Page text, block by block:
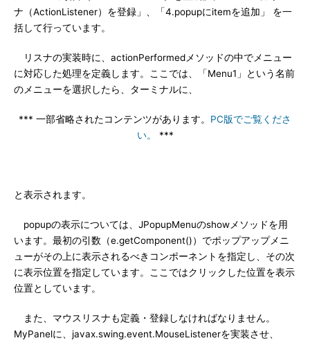
ナ（ActionListener）を登録」、「4.popupにitemを追加」 を一
括して行っています。
リスナの実装時に、actionPerformedメソッドの中でメニュー
に対応した処理を定義します。ここでは、「Menu1」という名前
のメニューを選択したら、ターミナルに、
*** 一部省略されたコンテンツがあります。 PC版でご覧くださ
い。
***
と表示されます。
popupの表示については、JPopupMenuのshowメソッドを用
います。最初の引数（e.getComponent()）でポップアップメニ
ューがその上に表示されるべきコンポーネントを指定し、その次
に表示位置を指定しています。ここではクリックした位置を表示
位置としています。
また、マウスリスナも定義・登録しなければなりません。
MyPanelに、javax.swing.event.MouseListenerを実装させ、